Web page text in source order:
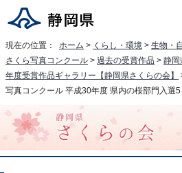
現在の位置： ホーム > くらし・環境 > 生物・
さくら写真コンクール > 過去の受賞作品 > 静岡
年度受賞作品ギャラリー【静岡県さくらの会】
写真コンクール 平成30年度 県内の桜部門入選5